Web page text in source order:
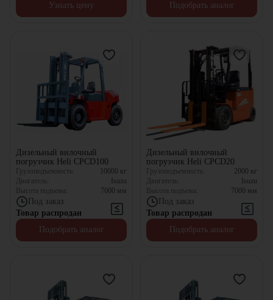
Узнать цену
Подобрать аналог
Дизельный вилочный
погрузчик Heli CPCD100
Грузоподъемность: 10000 кг
Двигатель:
Isuzu
Высота подъема:
7000 мм
Под заказ
Товар распродан
Подобрать аналог
Дизельный вилочный
погрузчик Heli CPCD20
Грузоподъемность: 2000 кг
Двигатель:
Isuzu
Высота подъема:
7000 мм
Под заказ
Товар распродан
Подобрать аналог